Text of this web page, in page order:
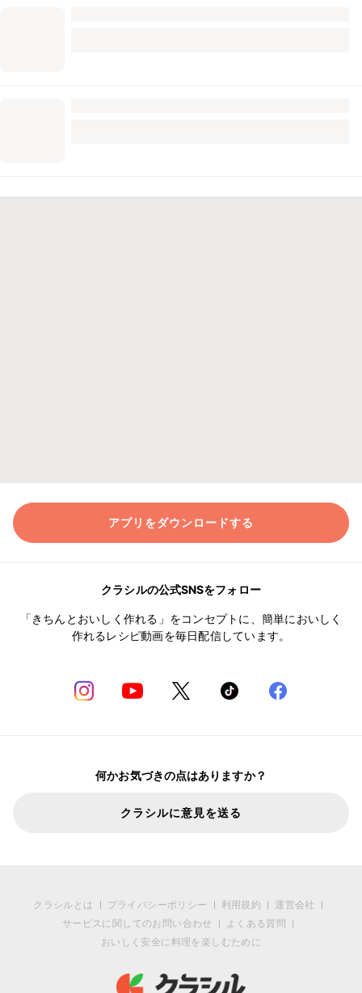
アプリをダウンロードする
クラシルの公式SNSをフォロー
「きちんとおいしく作れる」をコンセプトに、簡単においしく
作れるレシピ動画を毎日配信しています。
何かお気づきの点はありますか？
クラシルに意見を送る
クラシルとは プライバシーポリシー 利用規約
運営会社
サービスに関してのお問い合わせ
よくある質問
おいしく安全に料理を楽しむために